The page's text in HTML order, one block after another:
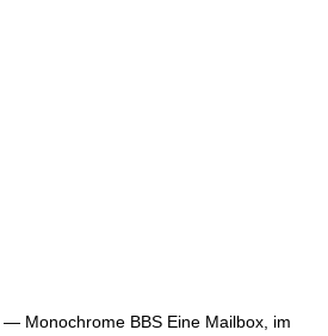
— Monochrome BBS Eine Mailbox, im